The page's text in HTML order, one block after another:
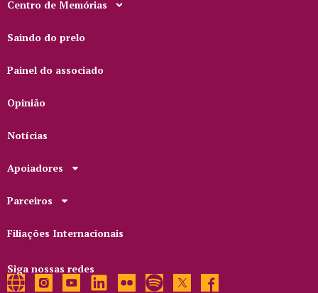
Centro de Memórias
Saindo do prelo
Painel do associado
Opinião
Notícias
Apoiadores
Parceiros
Filiações Internacionais
Siga nossas redes